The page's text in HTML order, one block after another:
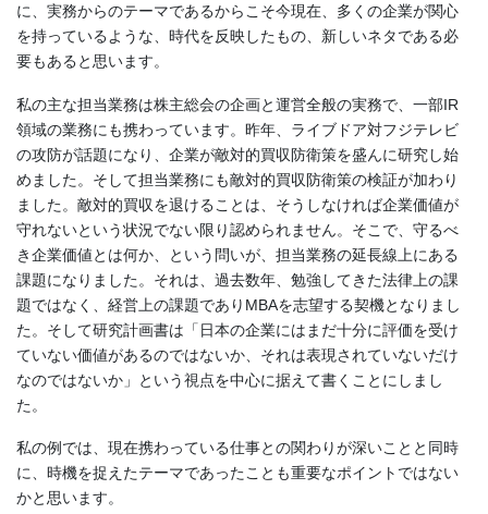
に、実務からのテーマであるからこそ今現在、多くの企業が関心
を持っているような、時代を反映したもの、新しいネタである必
要もあると思います。
私の主な担当業務は株主総会の企画と運営全般の実務で、一部IR
領域の業務にも携わっています。昨年、ライブドア対フジテレビ
の攻防が話題になり、企業が敵対的買収防衛策を盛んに研究し始
めました。そして担当業務にも敵対的買収防衛策の検証が加わり
ました。敵対的買収を退けることは、そうしなければ企業価値が
守れないという状況でない限り認められません。そこで、守るべ
き企業価値とは何か、という問いが、担当業務の延長線上にある
課題になりました。それは、過去数年、勉強してきた法律上の課
題ではなく、経営上の課題でありMBAを志望する契機となりまし
た。そして研究計画書は「日本の企業にはまだ十分に評価を受け
ていない価値があるのではないか、それは表現されていないだけ
なのではないか」という視点を中心に据えて書くことにしまし
た。
私の例では、現在携わっている仕事との関わりが深いことと同時
に、時機を捉えたテーマであったことも重要なポイントではない
かと思います。